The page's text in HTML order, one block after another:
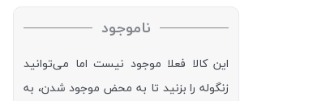
ناموجود
این کالا فعلا موجود نیست اما می‌توانید
زنگوله را بزنید تا به محض موجود شدن، به